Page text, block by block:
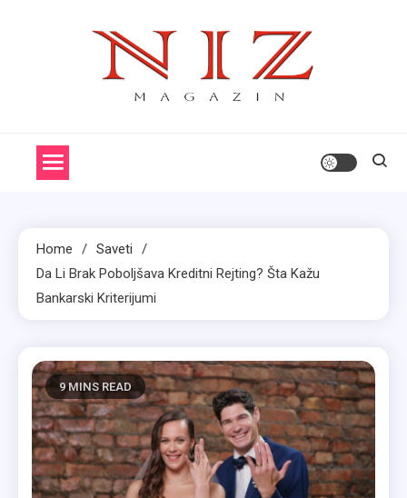
Home
Saveti
Da Li Brak Poboljšava Kreditni Rejting? Šta Kažu
Bankarski Kriterijumi
9 MINS READ